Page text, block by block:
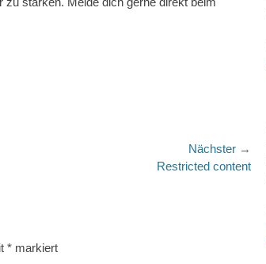
Nächster →
Restricted content
* markiert